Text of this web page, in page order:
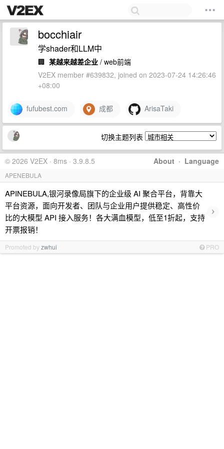
bocchiair
学shader和LLM中
🏢 某越来越差企业 / web前端
V2EX member #639832, joined on 2023-07-24 14:26:46
+08:00
fufubest.com 成都 ArisaTaki
切换主题列表
About · Language
© 2026 V2EX · 8ms · 3.9.8.5
APENEBULA
APINEBULA,银河录像局旗下的企业级 AI 聚合平台，背靠大
平台资源，面向开发者、团队与企业用户提供稳定、高性价
比的大模型 API 接入服务！各大满血模型，低至1折起，支持
开票报销！
›
Promoted byzwhui PRO